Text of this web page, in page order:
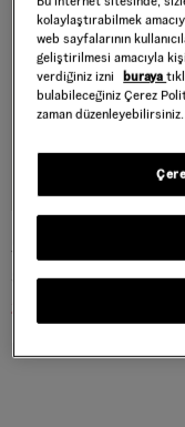
STONE SWIRL
Style :
2.099,50 TL
Black
kolaylaştırabilmek
web sayfalarının
geliştirilmesi amacıyla
verdiğiniz izni
buraya
bulabileceğiniz Çerez
zaman